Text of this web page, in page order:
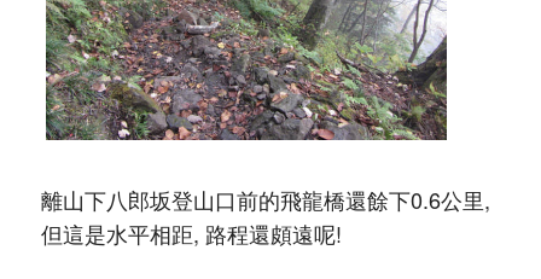
離山下八郎坂登山口前的飛龍橋還餘下0.6公里,
但這是水平相距, 路程還頗遠呢!